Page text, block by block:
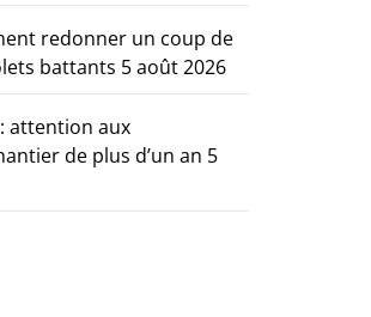
redonner un coup de
battants 5 août 2026
attention aux
de plus d’un an 5